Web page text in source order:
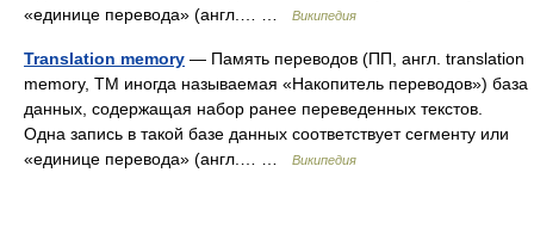
«единице перевода» (англ.… …
Википедия
Translation memory — Память переводов (ПП, англ. translation
memory, TM иногда называемая «Накопитель переводов») база
данных, содержащая набор ранее переведенных текстов.
Одна запись в такой базе данных соответствует сегменту или
«единице перевода» (англ.… …
Википедия